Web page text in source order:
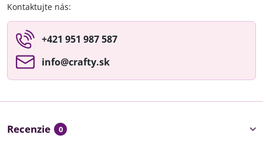
Kontaktujte nás:
+421 951 987 587
info​@crafty​.sk
Recenzie 0